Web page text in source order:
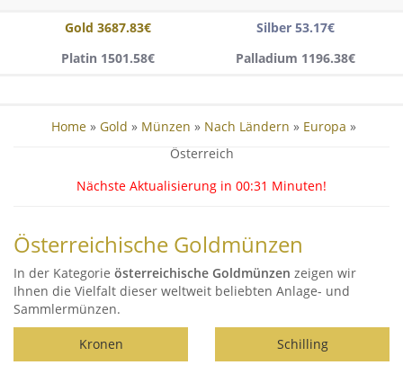
Gold 3687.83€
Silber 53.17€
Platin 1501.58€
Palladium 1196.38€
Home» Gold » Münzen » Nach Ländern » Europa »
Österreich
Nächste Aktualisierung in 00:30 Minuten!
Österreichische Goldmünzen
In der Kategorie österreichische Goldmünzen zeigen wir
Ihnen die Vielfalt dieser weltweit beliebten Anlage- und
Sammlermünzen.
Kronen Schilling